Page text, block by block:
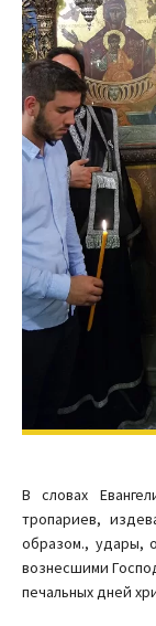
В словах
тропариев,
образом., удары,
вознесшими
печальных дней